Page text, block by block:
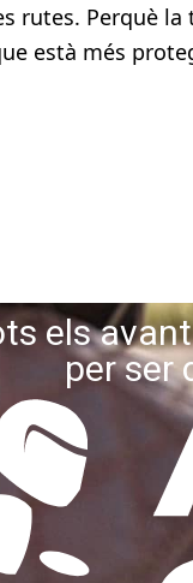
rutes. Perquè la
està més
els
per ser